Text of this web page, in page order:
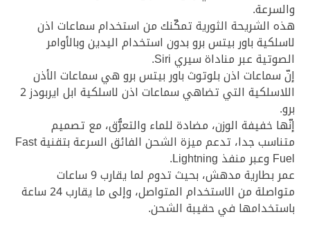
والسرعة.
هذه الشريحة الثورية تمكّنك من استخدام سماعات اذن
لاسلكية باور بيتس برو بدون استخدام اليدين وبالأوامر
الصوتية عبر مناداة سيري Siri.
إنّ سماعات اذن بلوتوث باور بيتس برو هي سماعات الأذن
اللاسلكية التي تضاهي سماعات اذن لاسلكية ابل ايربودز 2
برو.
إنّها خفيفة الوزن، مضادة للماء والتعرُّق، مع تصميم
متناسب جدا، تدعم ميزة الشحن الفائق السرعة بتقنية Fast
Fuel وعبر منفذ Lightning.
عمر بطارية مدهش، بحيث تدوم لما يقارب 9 ساعات
متواصلة من الاستخدام المتواصل، وإلى ما يقارب 24 ساعة
باستخدامها في حقيبة الشحن.